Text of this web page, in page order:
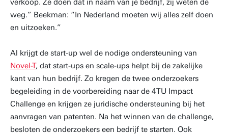
verkoop. Ze doen dat in naam van je bedrijf, zij weten de
weg.” Beekman: “In Nederland moeten wij alles zelf doen
en uitzoeken.”
Al krijgt de start-up wel de nodige ondersteuning van
Novel-T, dat start-ups en scale-ups helpt bij de zakelijke
kant van hun bedrijf. Zo kregen de twee onderzoekers
begeleiding in de voorbereiding naar de 4TU Impact
Challenge en krijgen ze juridische ondersteuning bij het
aanvragen van patenten. Na het winnen van de challenge,
besloten de onderzoekers een bedrijf te starten. Ook